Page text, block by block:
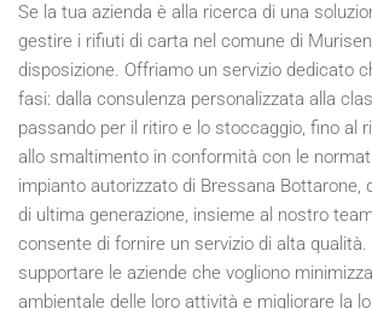
Se la tua azienda è alla ricerca di una
gestire i rifiuti di carta nel comune di
disposizione. Offriamo un servizio dedicato
fasi: dalla consulenza personalizzata alla
passando per il ritiro e lo stoccaggio, fino al
allo smaltimento in conformità con le
impianto autorizzato di Bressana Bottarone,
di ultima generazione, insieme al nostro
consente di fornire un servizio di alta
supportare le aziende che vogliono
ambientale delle loro attività e migliorare la